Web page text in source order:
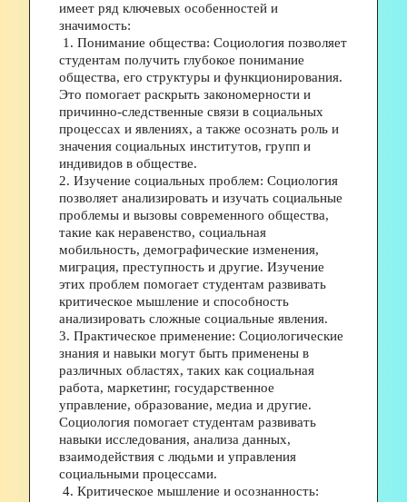
имеет ряд ключевых особенностей и
значимость:
1. Понимание общества: Социология позволяет
студентам получить глубокое понимание
общества, его структуры и функционирования.
Это помогает раскрыть закономерности и
причинно-следственные связи в социальных
процессах и явлениях, а также осознать роль и
значения социальных институтов, групп и
индивидов в обществе.
2. Изучение социальных проблем: Социология
позволяет анализировать и изучать социальные
проблемы и вызовы современного общества,
такие как неравенство, социальная
мобильность, демографические изменения,
миграция, преступность и другие. Изучение
этих проблем помогает студентам развивать
критическое мышление и способность
анализировать сложные социальные явления.
3. Практическое применение: Социологические
знания и навыки могут быть применены в
различных областях, таких как социальная
работа, маркетинг, государственное
управление, образование, медиа и другие.
Социология помогает студентам развивать
навыки исследования, анализа данных,
взаимодействия с людьми и управления
социальными процессами.
4. Критическое мышление и осознанность: